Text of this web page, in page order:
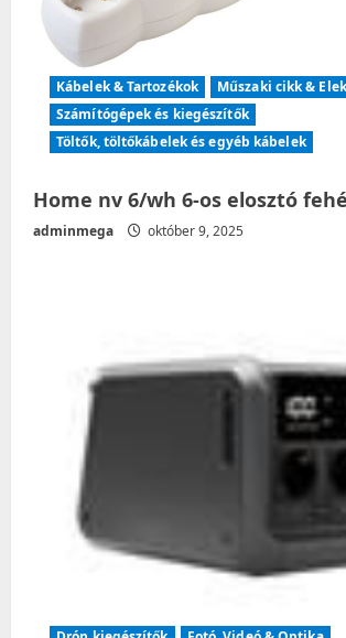
Kábelek & Tartozékok
Műszaki cikk &
Számítógépek és kiegészítők
Töltők, töltőkábelek és egyéb kábelek
Home nv 6/wh 6-os elosztó
adminmega október 9, 2025